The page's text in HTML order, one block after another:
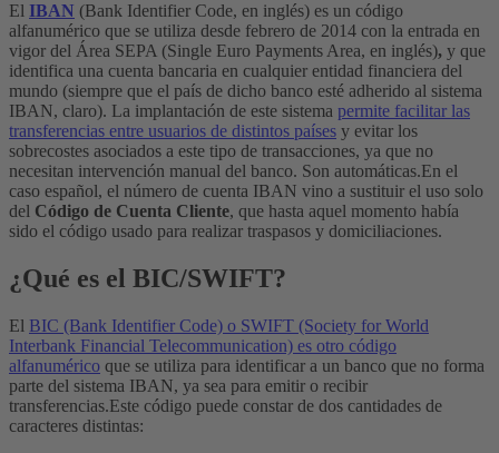
El IBAN (Bank Identifier Code, en inglés) es un código
alfanumérico que se utiliza desde febrero de 2014 con la entrada en
vigor del Área SEPA (Single Euro Payments Area, en inglés), y que
identifica una cuenta bancaria en cualquier entidad financiera del
mundo (siempre que el país de dicho banco esté adherido al sistema
IBAN, claro). La implantación de este sistema permite facilitar las
transferencias entre usuarios de distintos países y evitar los
sobrecostes asociados a este tipo de transacciones, ya que no
necesitan intervención manual del banco. Son automáticas.En el
caso español, el número de cuenta IBAN vino a sustituir el uso solo
del Código de Cuenta Cliente, que hasta aquel momento había
sido el código usado para realizar traspasos y domiciliaciones.
¿Qué es el BIC/SWIFT?
El BIC (Bank Identifier Code) o SWIFT (Society for World
Interbank Financial Telecommunication) es otro código
alfanumérico que se utiliza para identificar a un banco que no forma
parte del sistema IBAN, ya sea para emitir o recibir
transferencias.Este código puede constar de dos cantidades de
caracteres distintas: